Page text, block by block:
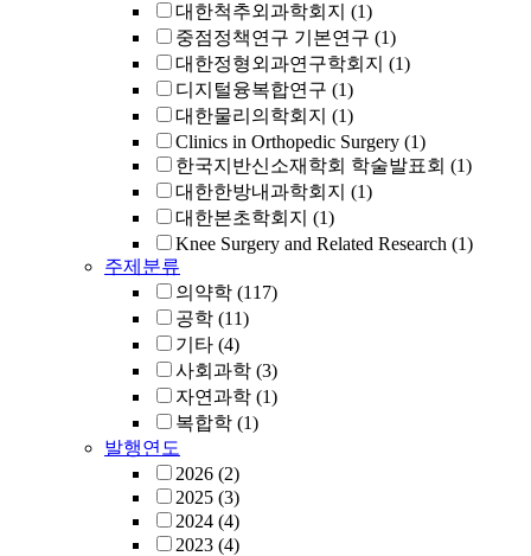
대한척추외과학회지 (1)
중점정책연구 기본연구 (1)
대한정형외과연구학회지 (1)
디지털융복합연구 (1)
대한물리의학회지 (1)
Clinics in Orthopedic Surgery (1)
한국지반신소재학회 학술발표회 (1)
대한한방내과학회지 (1)
대한본초학회지 (1)
Knee Surgery and Related Research (1)
주제분류
의약학 (117)
공학 (11)
기타 (4)
사회과학 (3)
자연과학 (1)
복합학 (1)
발행연도
2026 (2)
2025 (3)
2024 (4)
2023 (4)